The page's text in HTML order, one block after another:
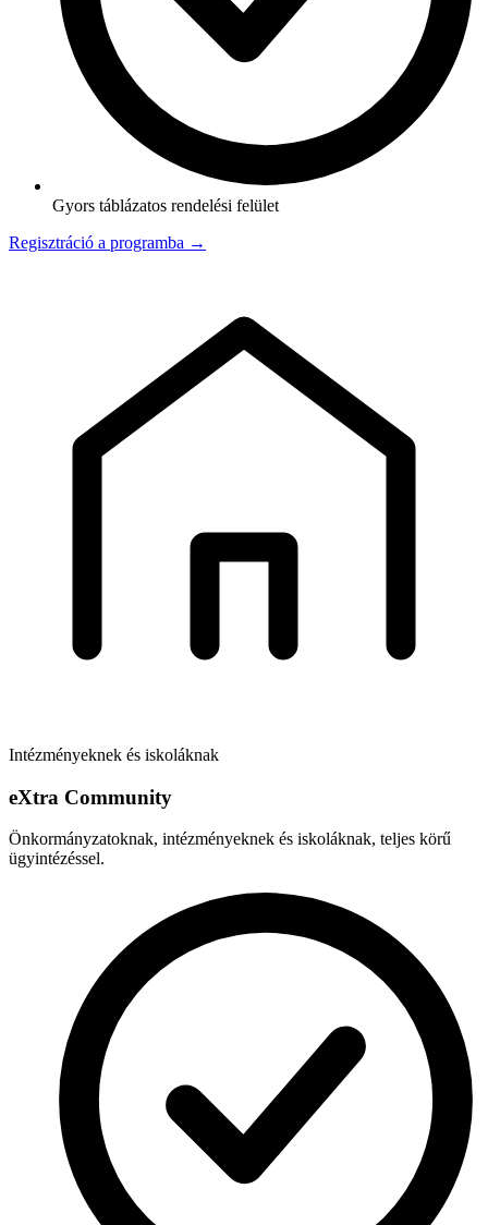
Gyors táblázatos rendelési felület
Regisztráció a programba →
Intézményeknek és iskoláknak
eXtra Community
Önkormányzatoknak, intézményeknek és iskoláknak, teljes körű
ügyintézéssel.